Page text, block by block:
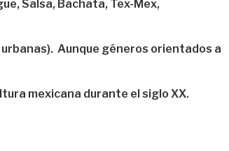
Salsa, Bachata, Tex-Mex,
Aunque géneros orientados a
mexicana durante el siglo XX.